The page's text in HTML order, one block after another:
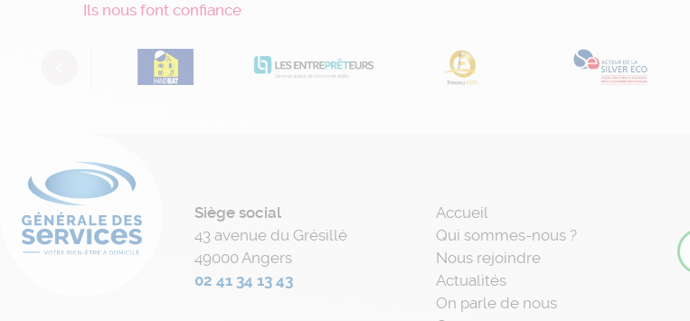
Ils nous font confiance
Siège social
43 avenue du Grésillé
49000 Angers
02 41 34 13 43
Accueil
Qui sommes-nous ?
Nous rejoindre
Actualités
On parle de nous